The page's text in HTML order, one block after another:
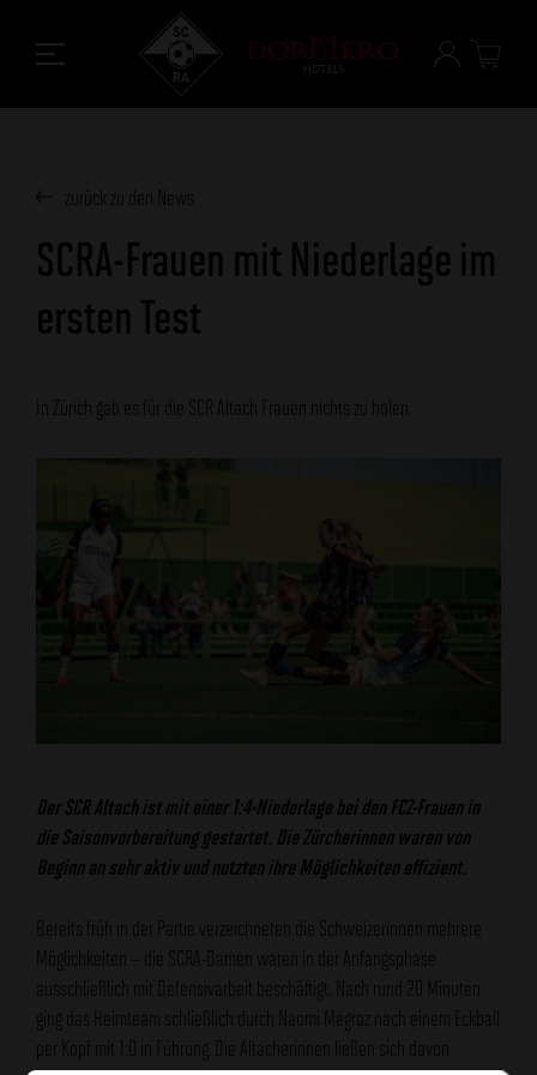
zurück zu den News
SCRA-Frauen mit Niederlage im
ersten Test
In Zürich gab es für die SCR Altach Frauen nichts zu holen.
Der SCR Altach ist mit einer 1:4-Niederlage bei den FCZ-Frauen in
die Saisonvorbereitung gestartet. Die Zürcherinnen waren von
Beginn an sehr aktiv und nutzten ihre Möglichkeiten effizient.
Bereits früh in der Partie verzeichneten die Schweizerinnen mehrere
Möglichkeiten – die SCRA-Damen waren in der Anfangsphase
ausschließlich mit Defensivarbeit beschäftigt. Nach rund 20 Minuten
ging das Heimteam schließlich durch Naomi Mégroz nach einem Eckball
per Kopf mit 1:0 in Führung. Die Altacherinnen ließen sich davon